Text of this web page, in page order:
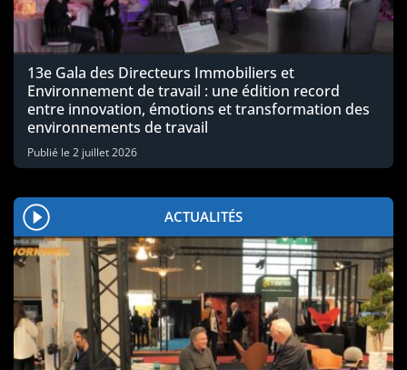
13e Gala des Directeurs Immobiliers et
Environnement de travail : une édition record
entre innovation, émotions et transformation des
environnements de travail
Publié le 2 juillet 2026
ACTUALITÉS